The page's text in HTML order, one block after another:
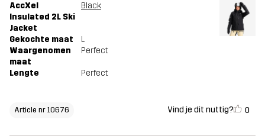
AccXel
Insulated 2L Ski
Jacket
Black
Gekochte maat
L
Waargenomen
maat
Perfect
Lengte Perfect
Article nr 10676 Vind je dit nuttig? 0